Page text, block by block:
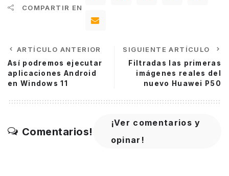
COMPARTIR EN
ARTÍCULO ANTERIOR
Así podremos ejecutar
aplicaciones Android
en Windows 11
SIGUIENTE ARTÍCULO
Filtradas las primeras
imágenes reales del
nuevo Huawei P50
Comentarios!
¡Ver comentarios y
opinar!